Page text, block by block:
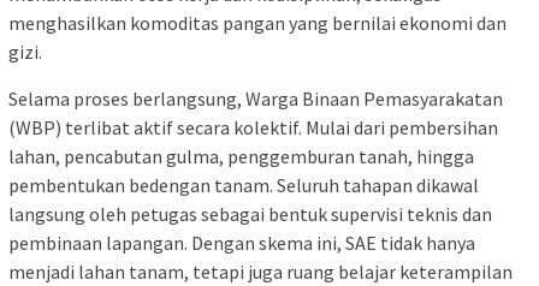
menghasilkan komoditas pangan yang bernilai ekonomi dan
gizi.
Selama proses berlangsung, Warga Binaan Pemasyarakatan
(WBP) terlibat aktif secara kolektif. Mulai dari pembersihan
lahan, pencabutan gulma, penggemburan tanah, hingga
pembentukan bedengan tanam. Seluruh tahapan dikawal
langsung oleh petugas sebagai bentuk supervisi teknis dan
pembinaan lapangan. Dengan skema ini, SAE tidak hanya
menjadi lahan tanam, tetapi juga ruang belajar keterampilan